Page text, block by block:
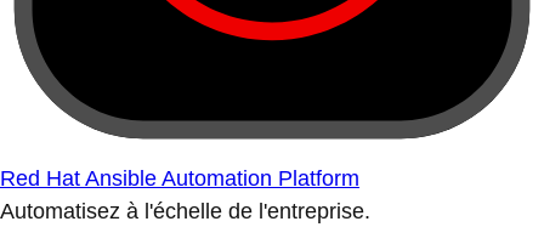
Red Hat Ansible Automation Platform
Automatisez à l'échelle de l'entreprise.